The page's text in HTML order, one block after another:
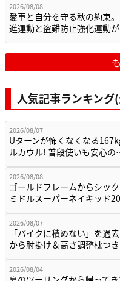
2026/08/08
愛車と自分を守る秋の約束
進運動と盗難防止強化運動
人気記事ランキング
2026/08/07
Uターンが怖くなくなる
ルカウル! 普段使いも安心
2026/08/08
ゴールドフレームからシッ
ミドルスーパーネイキッド
2026/08/07
「バイクに積めない」を過
から肘掛け＆高さ調整枕つ
2026/08/04